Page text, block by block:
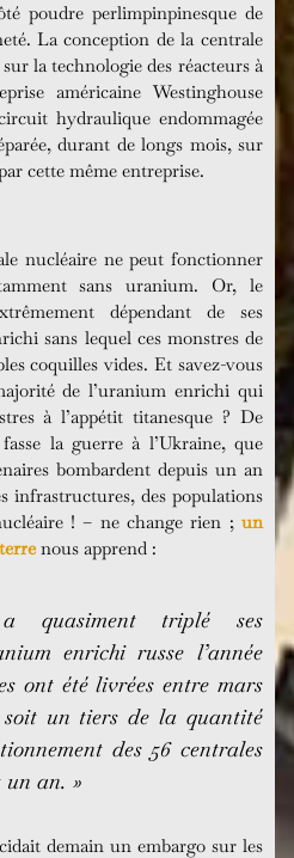
poudre perlimpinpinesque de
La conception de la centrale
la technologie des réacteurs à
américaine Westinghouse
hydraulique endommagée
durant de longs mois, sur
cette même entreprise.
nucléaire ne peut fonctionner
sans uranium. Or, le
dépendant de ses
sans lequel ces monstres de
coquilles vides. Et savez-vous
de l’uranium enrichi qui
à l’appétit titanesque ? De
la guerre à l’Ukraine, que
bombardent depuis un an
infrastructures, des populations
! – ne change rien ; un
nous apprend :
quasiment triplé ses
enrichi russe l’année
ont été livrées entre mars
soit un tiers de la quantité
des 56 centrales
un an. »
demain un embargo sur les